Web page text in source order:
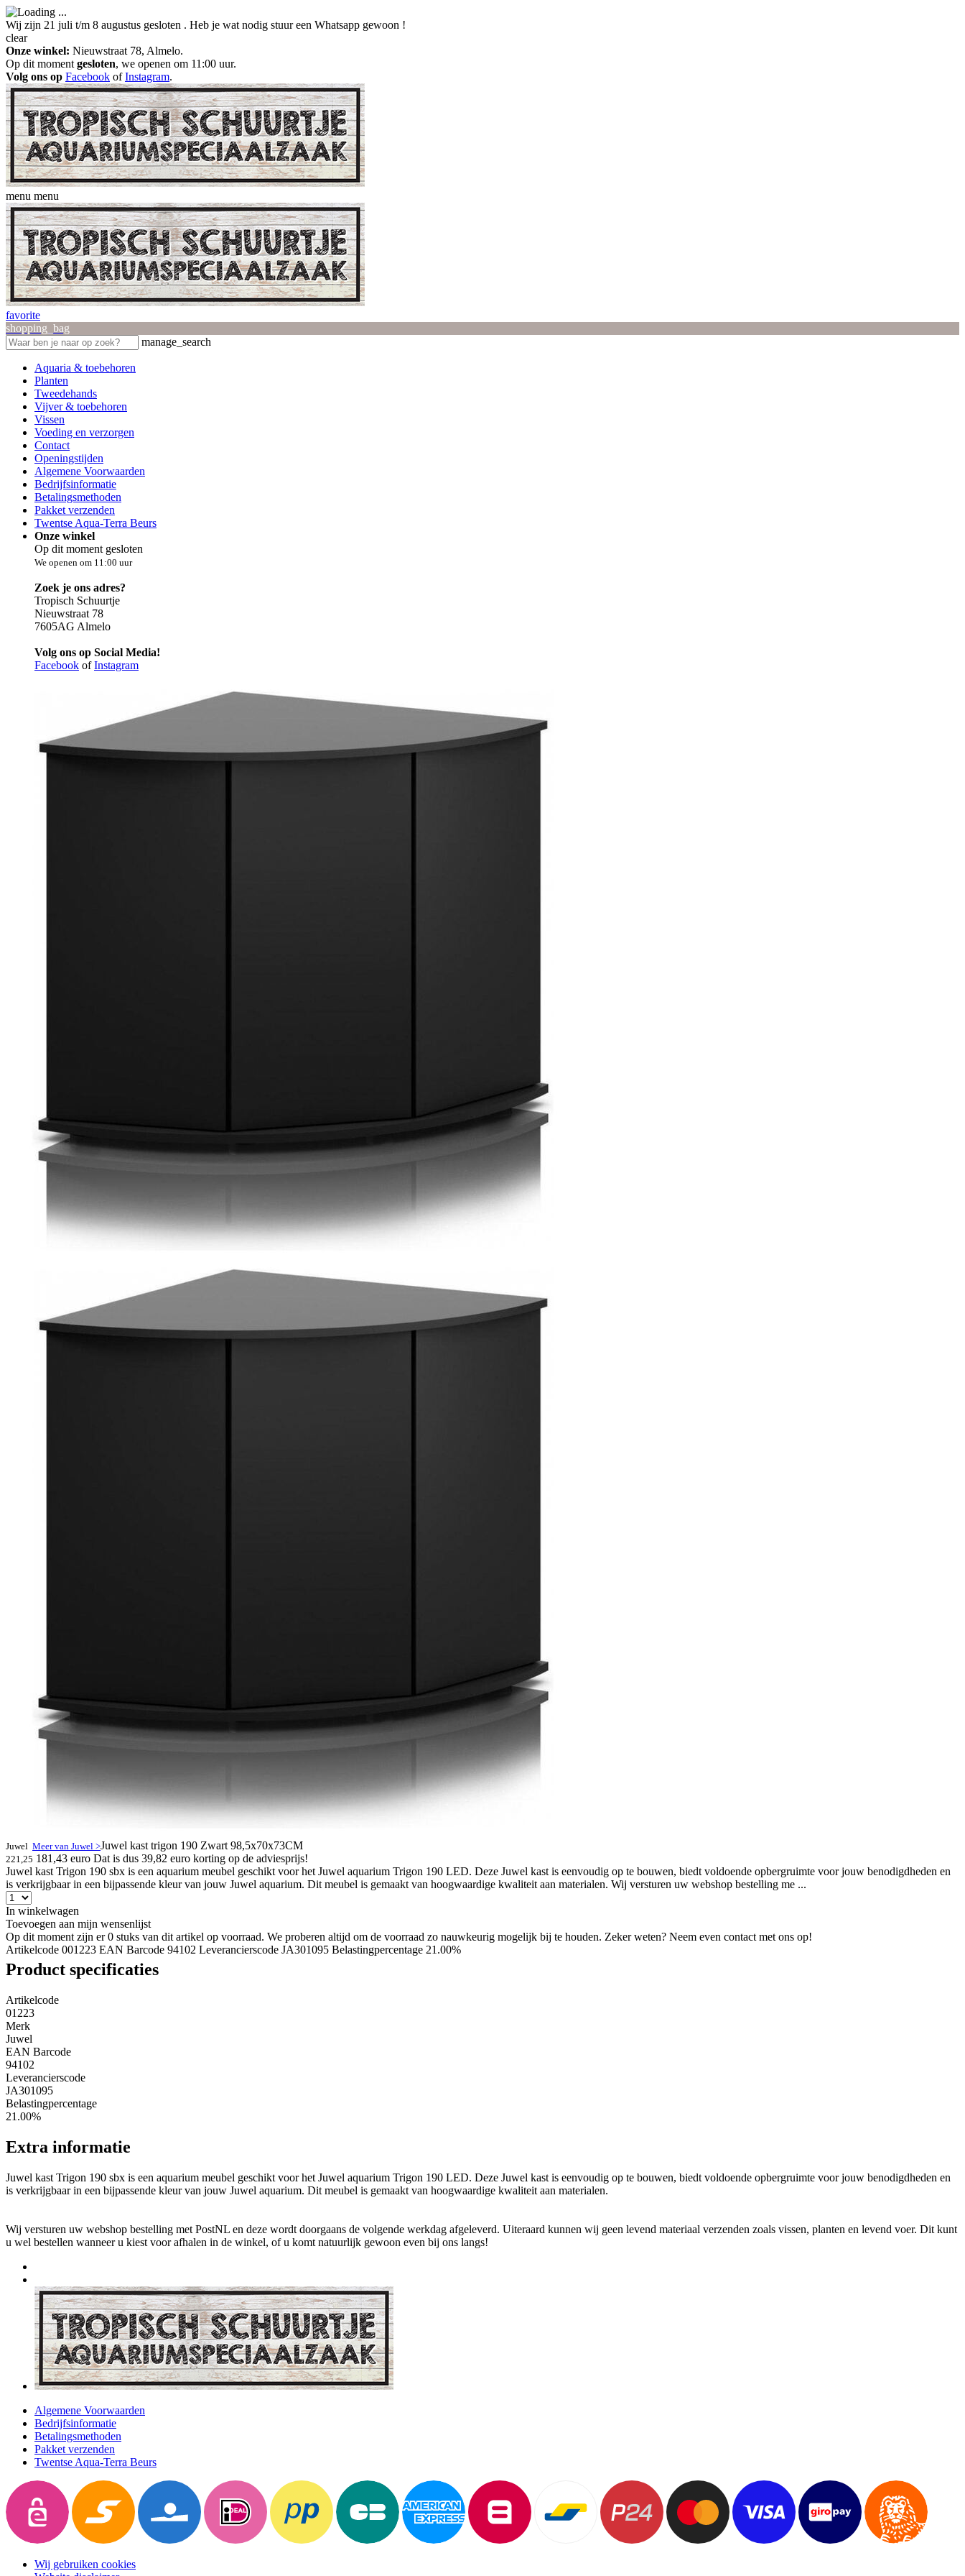
Wij zijn 21 juli t/m 8 augustus gesloten . Heb je wat nodig stuur een Whatsapp gewoon !
clear
Onze winkel: Nieuwstraat 78, Almelo.
Op dit moment gesloten, we openen om 11:00 uur.
Volg ons op Facebook ofInstagram.
menu menu
favorite
shopping_bag
manage_search
Aquaria & toebehoren
Planten
Tweedehands
Vijver & toebehoren
Vissen
Voeding en verzorgen
Contact
Openingstijden
Algemene Voorwaarden
Bedrijfsinformatie
Betalingsmethoden
Pakket verzenden
Twentse Aqua-Terra Beurs
Onze winkel
Op dit moment gesloten
We openen om 11:00 uur
Zoek je ons adres?
Tropisch Schuurtje
Nieuwstraat 78
7605AG Almelo
Volg ons op Social Media!
Facebook ofInstagram
Juwel Meer van Juwel >Juwel kast trigon 190 Zwart 98,5x70x73CM
221,25 181,43 euro Dat is dus 39,82 euro korting op de adviesprijs!
Juwel kast Trigon 190 sbx is een aquarium meubel geschikt voor het Juwel aquarium Trigon 190 LED. Deze Juwel kast is eenvoudig op te bouwen, biedt voldoende opbergruimte voor jouw benodigdheden en
is verkrijgbaar in een bijpassende kleur van jouw Juwel aquarium. Dit meubel is gemaakt van hoogwaardige kwaliteit aan materialen. Wij versturen uw webshop bestelling me ...
In winkelwagen
Toevoegen aan mijn wensenlijst
Op dit moment zijn er 0 stuks van dit artikel op voorraad. We proberen altijd om de voorraad zo nauwkeurig mogelijk bij te houden. Zeker weten? Neem even contact met ons op!
Artikelcode 001223 EAN Barcode 94102 Leverancierscode JA301095 Belastingpercentage 21.00%
Product specificaties
Artikelcode
01223
Merk
Juwel
EAN Barcode
94102
Leverancierscode
JA301095
Belastingpercentage
21.00%
Extra informatie
Juwel kast Trigon 190 sbx is een aquarium meubel geschikt voor het Juwel aquarium Trigon 190 LED. Deze Juwel kast is eenvoudig op te bouwen, biedt voldoende opbergruimte voor jouw benodigdheden en
is verkrijgbaar in een bijpassende kleur van jouw Juwel aquarium. Dit meubel is gemaakt van hoogwaardige kwaliteit aan materialen.
Wij versturen uw webshop bestelling met PostNL en deze wordt doorgaans de volgende werkdag afgeleverd. Uiteraard kunnen wij geen levend materiaal verzenden zoals vissen, planten en levend voer. Dit kunt
u wel bestellen wanneer u kiest voor afhalen in de winkel, of u komt natuurlijk gewoon even bij ons langs!
Algemene Voorwaarden
Bedrijfsinformatie
Betalingsmethoden
Pakket verzenden
Twentse Aqua-Terra Beurs
Wij gebruiken cookies